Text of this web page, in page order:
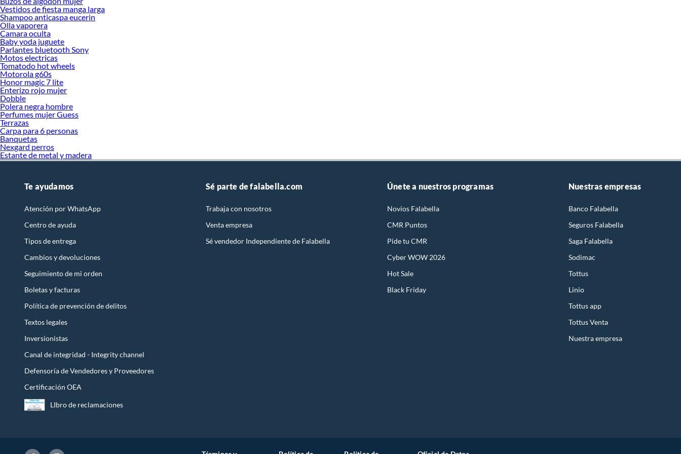
Vestidos de fiesta manga larga
Shampoo anticaspa eucerin
Olla vaporera
Camara oculta
Baby yoda juguete
Parlantes bluetooth Sony
Motos electricas
Tomatodo hot wheels
Motorola g60s
Honor magic 7 lite
Enterizo rojo mujer
Dobble
Polera negra hombre
Perfumes mujer Guess
Terrazas
Carpa para 6 personas
Banquetas
Nexgard perros
Estante de metal y madera
Te ayudamos
Atención por WhatsApp
Centro de ayuda
Tipos de entrega
Cambios y devoluciones
Seguimiento de mi orden
Boletas y facturas
Política de prevención de delitos
Textos legales
Inversionistas
Canal de integridad - Integrity channel
Defensoría de Vendedores y Proveedores
Certificación OEA
LIbro de reclamaciones
Sé parte de falabella.com
Trabaja con nosotros
Venta empresa
Sé vendedor Independiente de Falabella
Únete a nuestros programas
Novios Falabella
CMR Puntos
Pide tu CMR
Cyber WOW 2026
Hot Sale
Black Friday
Nuestras empresas
Banco Falabella
Seguros Falabella
Saga Falabella
Sodimac
Tottus
Linio
Tottus app
Tottus Venta
Nuestra empresa